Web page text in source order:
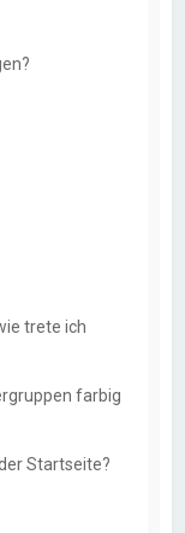
trete ich
farbig
Startseite?